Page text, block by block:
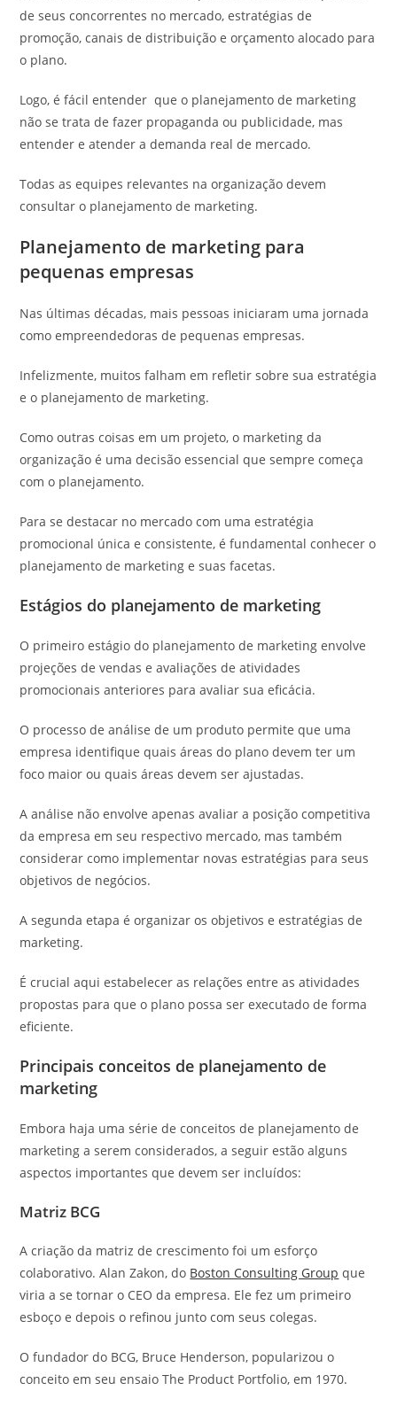
de seus concorrentes no mercado, estratégias de
promoção, canais de distribuição e orçamento alocado para
o plano.
Logo, é fácil entender que o planejamento de marketing
não se trata de fazer propaganda ou publicidade, mas
entender e atender a demanda real de mercado.
Todas as equipes relevantes na organização devem
consultar o planejamento de marketing.
Planejamento de marketing para
pequenas empresas
Nas últimas décadas, mais pessoas iniciaram uma jornada
como empreendedoras de pequenas empresas.
Infelizmente, muitos falham em refletir sobre sua estratégia
e o planejamento de marketing.
Como outras coisas em um projeto, o marketing da
organização é uma decisão essencial que sempre começa
com o planejamento.
Para se destacar no mercado com uma estratégia
promocional única e consistente, é fundamental conhecer o
planejamento de marketing e suas facetas.
Estágios do planejamento de marketing
O primeiro estágio do planejamento de marketing envolve
projeções de vendas e avaliações de atividades
promocionais anteriores para avaliar sua eficácia.
O processo de análise de um produto permite que uma
empresa identifique quais áreas do plano devem ter um
foco maior ou quais áreas devem ser ajustadas.
A análise não envolve apenas avaliar a posição competitiva
da empresa em seu respectivo mercado, mas também
considerar como implementar novas estratégias para seus
objetivos de negócios.
A segunda etapa é organizar os objetivos e estratégias de
marketing.
É crucial aqui estabelecer as relações entre as atividades
propostas para que o plano possa ser executado de forma
eficiente.
Principais conceitos de planejamento de
marketing
Embora haja uma série de conceitos de planejamento de
marketing a serem considerados, a seguir estão alguns
aspectos importantes que devem ser incluídos:
Matriz BCG
A criação da matriz de crescimento foi um esforço
colaborativo. Alan Zakon, do Boston Consulting Group que
viria a se tornar o CEO da empresa. Ele fez um primeiro
esboço e depois o refinou junto com seus colegas.
O fundador do BCG, Bruce Henderson, popularizou o
conceito em seu ensaio The Product Portfolio, em 1970.